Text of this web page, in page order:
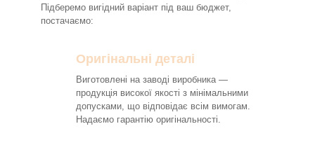
Підберемо вигідний варіант під ваш бюджет,
постачаємо:
Оригінальні деталі
Виготовлені на заводі виробника —
продукція високої якості з мінімальними
допусками, що відповідає всім вимогам.
Надаємо гарантію оригінальності.